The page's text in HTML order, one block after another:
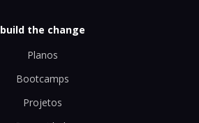
build the change
Planos
Bootcamps
Projetos